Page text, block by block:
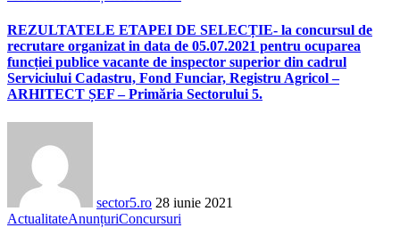
REZULTATELE ETAPEI DE SELECȚIE- la concursul de
recrutare organizat in data de 05.07.2021 pentru ocuparea
funcției publice vacante de inspector superior din cadrul
Serviciului Cadastru, Fond Funciar, Registru Agricol –
ARHITECT ȘEF – Primăria Sectorului 5.
sector5.ro 28 iunie 2021
ActualitateAnunțuriConcursuri